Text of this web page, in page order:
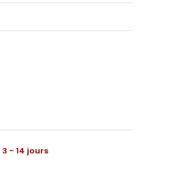
3 - 14 jours